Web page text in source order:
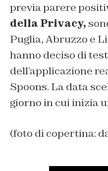
previa parere
della Privacy,
Puglia, Abruzzo e
hanno deciso di
dell’applicazione
Spoons. La data
giorno in cui inizia
(foto di copertina: